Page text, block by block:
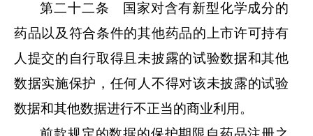
第二十二条 国家对含有新型化学成分的
药品以及符合条件的其他药品的上市许可持有
人提交的自行取得且未披露的试验数据和其他
数据实施保护，任何人不得对该未披露的试验
数据和其他数据进行不正当的商业利用。